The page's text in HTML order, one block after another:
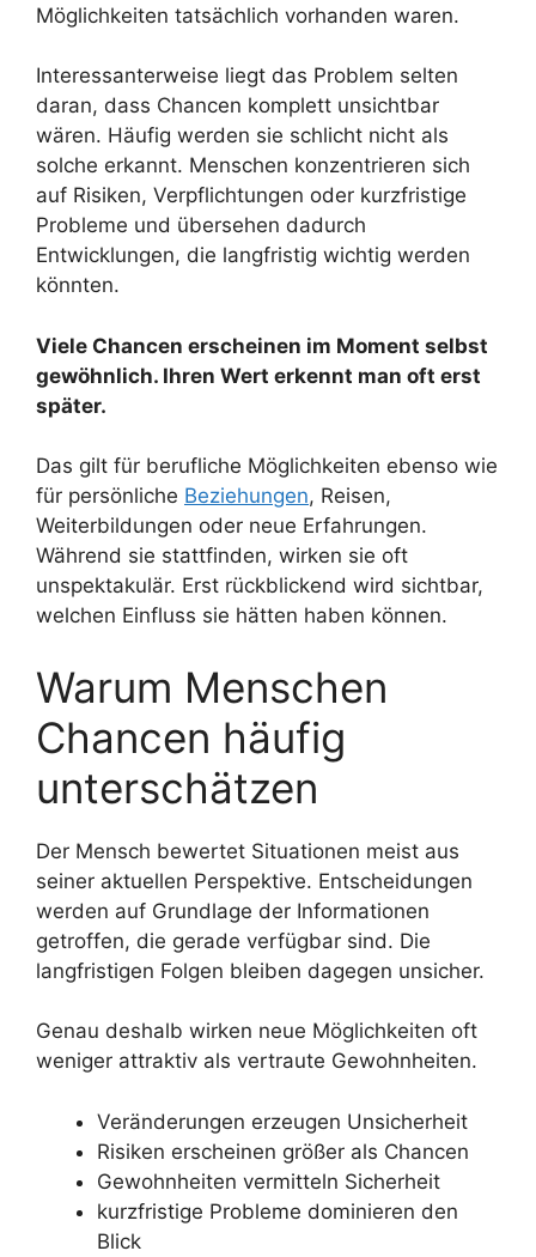
Möglichkeiten tatsächlich vorhanden waren.
Interessanterweise liegt das Problem selten
daran, dass Chancen komplett unsichtbar
wären. Häufig werden sie schlicht nicht als
solche erkannt. Menschen konzentrieren sich
auf Risiken, Verpflichtungen oder kurzfristige
Probleme und übersehen dadurch
Entwicklungen, die langfristig wichtig werden
könnten.
Viele Chancen erscheinen im Moment selbst
gewöhnlich. Ihren Wert erkennt man oft erst
später.
Das gilt für berufliche Möglichkeiten ebenso wie
für persönliche Beziehungen, Reisen,
Weiterbildungen oder neue Erfahrungen.
Während sie stattfinden, wirken sie oft
unspektakulär. Erst rückblickend wird sichtbar,
welchen Einfluss sie hätten haben können.
Warum Menschen
Chancen häufig
unterschätzen
Der Mensch bewertet Situationen meist aus
seiner aktuellen Perspektive. Entscheidungen
werden auf Grundlage der Informationen
getroffen, die gerade verfügbar sind. Die
langfristigen Folgen bleiben dagegen unsicher.
Genau deshalb wirken neue Möglichkeiten oft
weniger attraktiv als vertraute Gewohnheiten.
Veränderungen erzeugen Unsicherheit
Risiken erscheinen größer als Chancen
Gewohnheiten vermitteln Sicherheit
kurzfristige Probleme dominieren den
Blick